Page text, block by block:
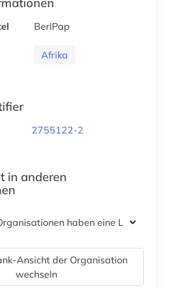
BerlPap
Afrika
2755122-2
in anderen
haben eine Lizenz
Ansicht der Organisation
wechseln